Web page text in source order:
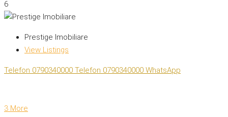
6
Prestige Imobiliare
View Listings
Telefon 0790340000 Telefon 0790340000 WhatsApp
3 More